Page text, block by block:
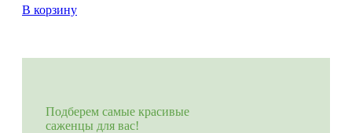
В корзину
Подберем самые красивые
саженцы для вас!